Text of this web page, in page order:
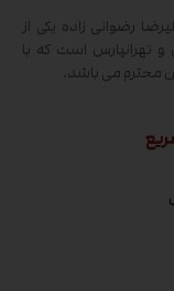
رضوانی زاده یکی از
تهرانپارس است که با
محترم می باشد.